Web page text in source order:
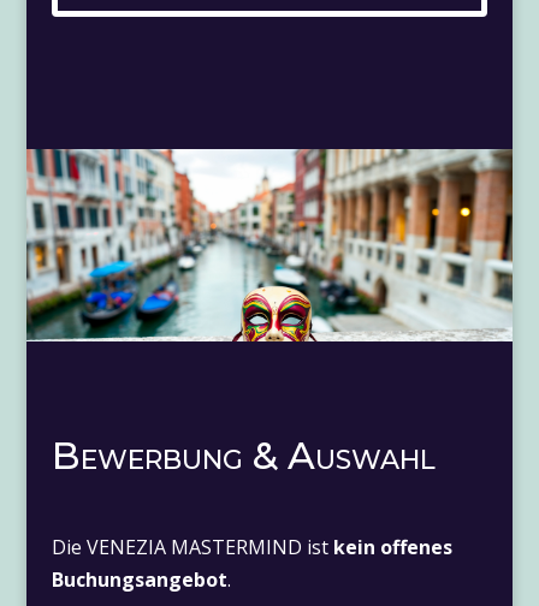
Bewerbung & Auswahl
Die VENEZIA MASTERMIND ist kein offenes
Buchungsangebot.